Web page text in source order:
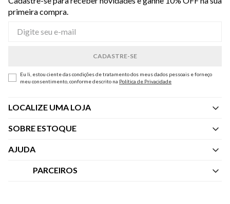
primeira compra.
Eu li, estou ciente das condições de tratamento dos meus dados pessoais e forneço
meu consentimento, conforme descrito na Política de Privacidade
LOCALIZE UMA LOJA
SOBRE ESTOQUE
Quem Somos
AJUDA
Central de Atendimento
PARCEIROS